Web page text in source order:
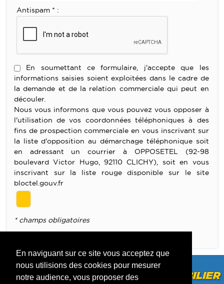
En naviguant sur ce site vous acceptez que
nous utilisions des cookies pour mesurer
notre audience, vous proposer des
Antispam * :
En soumettant ce formulaire, j'accepte que les
informations saisies soient exploitées dans le cadre de
la demande et de la relation commerciale qui peut en
découler.
Nous vous informons que vous pouvez vous opposer à
l'utilisation de vos coordonnées téléphoniques à des
fins de prospection commerciale en vous inscrivant sur
la liste d'opposition au démarchage téléphonique soit
en adressant un courrier à OPPOSETEL (92-98
boulevard Victor Hugo, 92110 CLICHY), soit en vous
inscrivant sur la liste rouge disponible sur le site
bloctel.gouv.fr
* champs obligatoires